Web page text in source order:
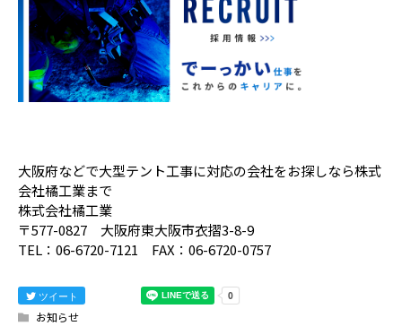
大阪府などで大型テント工事に対応の会社をお探しなら株式
会社橘工業まで
株式会社橘工業
〒577-0827 大阪府東大阪市衣摺3-8-9
TEL：06-6720-7121 FAX：06-6720-0757
ツイート
お知らせ